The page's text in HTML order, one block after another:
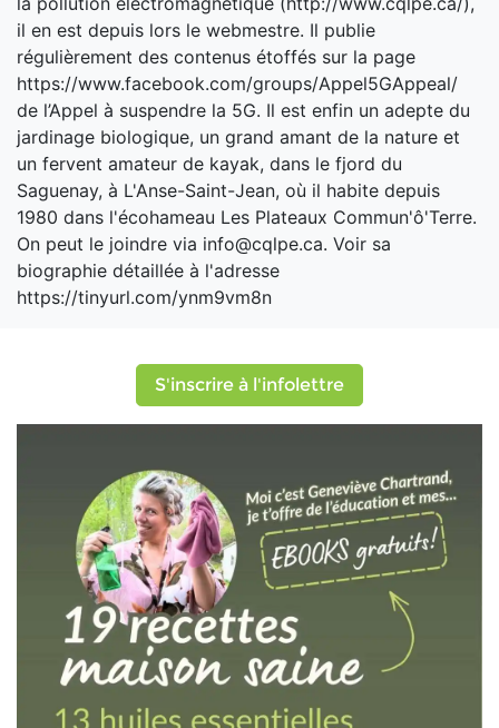
il en est depuis lors le webmestre. Il publie
régulièrement des contenus étoffés sur la page
https://www.facebook.com/groups/Appel5GAppeal/
de l’Appel à suspendre la 5G. Il est enfin un adepte du
jardinage biologique, un grand amant de la nature et
un fervent amateur de kayak, dans le fjord du
Saguenay, à L'Anse-Saint-Jean, où il habite depuis
1980 dans l'écohameau Les Plateaux Commun'ô'Terre.
On peut le joindre via info@cqlpe.ca. Voir sa
biographie détaillée à l'adresse
https://tinyurl.com/ynm9vm8n
S'inscrire à l'infolettre